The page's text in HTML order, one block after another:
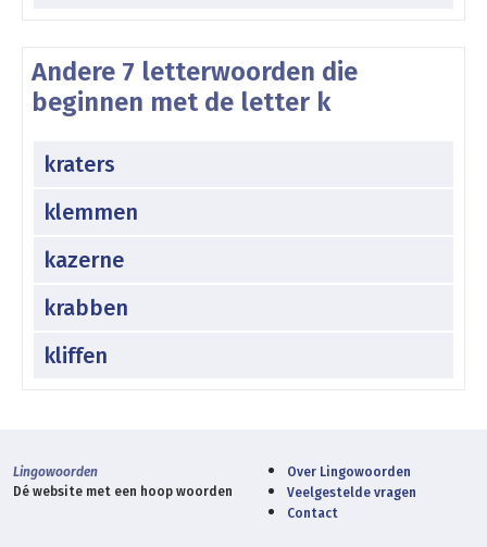
Andere 7 letterwoorden die
beginnen met de letter k
kraters
klemmen
kazerne
krabben
kliffen
Lingowoorden
Dé website met een hoop woorden
Over Lingowoorden
Veelgestelde vragen
Contact